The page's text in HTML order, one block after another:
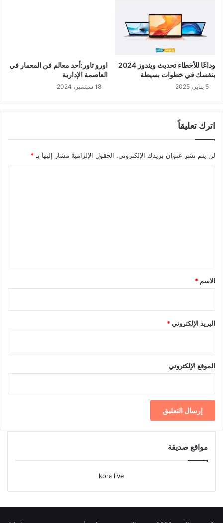
وداعًا للأخطاء تحديث ويندوز 2024
بنفسك في خطوات بسيطة
5 يناير، 2025
اورو تاور:أحد معالم فن المعمار في
العاصمة الإدارية
18 سبتمبر، 2024
اترك تعليقاً
لن يتم نشر عنوان بريدك الإلكتروني. الحقول الإلزامية مشار إليها بـ *
*
الاسم *
البريد الإلكتروني*
الموقع الإلكتروني
مواقع صديقة
kora live